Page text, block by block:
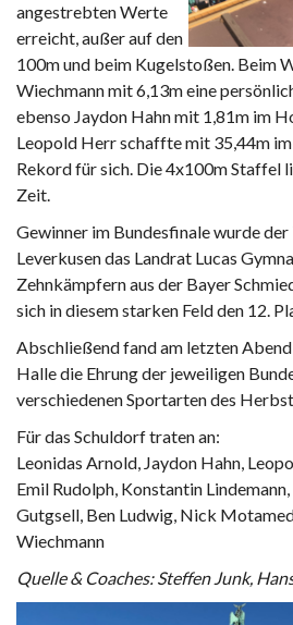
angestrebten Werte
erreicht, außer auf den
100m und beim Kugelstoßen. Beim
Wiechmann mit 6,13m eine
ebenso Jaydon Hahn mit 1,81m im
Leopold Herr schaffte mit 35,44m im
Rekord für sich. Die 4x100m Staffel
Zeit.
Gewinner im Bundesfinale wurde
Leverkusen das Landrat Lucas
Zehnkämpfern aus der Bayer
sich in diesem starken Feld den 12.
Abschließend fand am letzten
Halle die Ehrung der jeweiligen
verschiedenen Sportarten des
Für das Schuldorf traten an:
Leonidas Arnold, Jaydon Hahn,
Emil Rudolph, Konstantin
Gutgsell, Ben Ludwig, Nick
Wiechmann
Quelle & Coaches: Steffen Junk,